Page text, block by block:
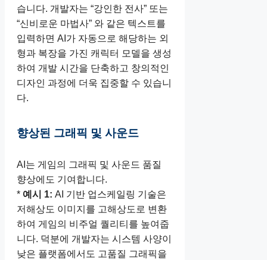
습니다. 개발자는 “강인한 전사” 또는
“신비로운 마법사” 와 같은 텍스트를
입력하면 AI가 자동으로 해당하는 외
형과 복장을 가진 캐릭터 모델을 생성
하여 개발 시간을 단축하고 창의적인
디자인 과정에 더욱 집중할 수 있습니
다.
향상된 그래픽 및 사운드
AI는 게임의 그래픽 및 사운드 품질
향상에도 기여합니다.
* 예시 1: AI 기반 업스케일링 기술은
저해상도 이미지를 고해상도로 변환
하여 게임의 비주얼 퀄리티를 높여줍
니다. 덕분에 개발자는 시스템 사양이
낮은 플랫폼에서도 고품질 그래픽을